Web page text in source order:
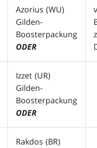
Azorius (WU)
Gilden-
Boosterpackung
ODER
Izzet (UR)
Gilden-
Boosterpackung
ODER
Rakdos (BR)